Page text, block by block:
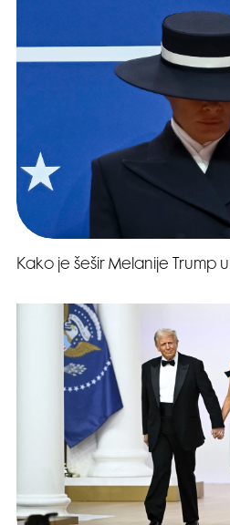
Kako je šešir Melanije Trump